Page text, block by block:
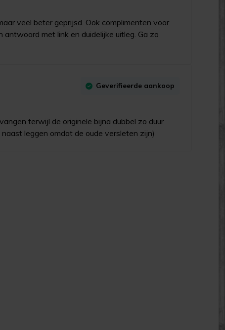
veel beter geprijsd. Ook complimenten voor
met link en duidelijke uitleg. Ga zo
Geverifieerde aankoop
terwijl de originele bijna dubbel zo duur
leggen omdat de oude versleten zijn)